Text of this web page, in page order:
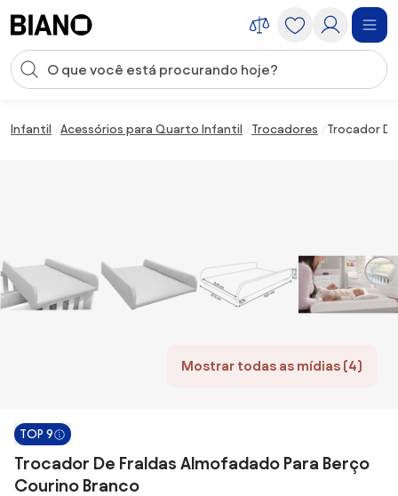
Entrada de pesquisa
Infantil Acessórios para Quarto Infantil Trocadores Trocador
Mostrar todas as mídias (4)
TOP 9
Trocador De Fraldas Almofadado Para Berço
Courino Branco